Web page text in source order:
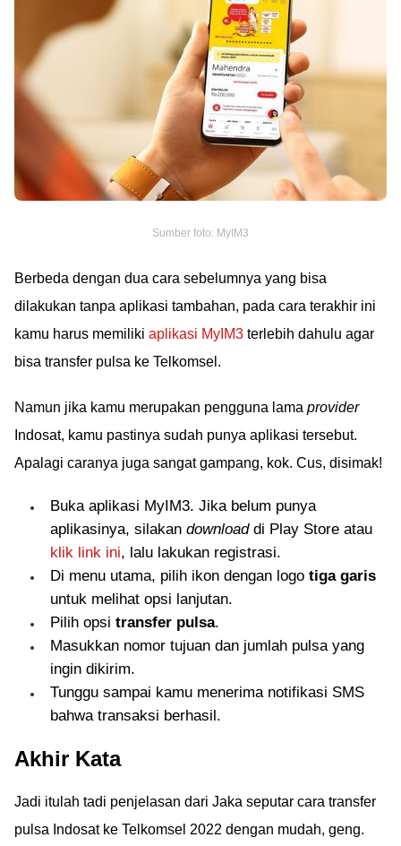
Sumber foto: MyIM3
Berbeda dengan dua cara sebelumnya yang bisa
dilakukan tanpa aplikasi tambahan, pada cara terakhir ini
kamu harus memiliki aplikasi MyIM3 terlebih dahulu agar
bisa transfer pulsa ke Telkomsel.
Namun jika kamu merupakan pengguna lama provider
Indosat, kamu pastinya sudah punya aplikasi tersebut.
Apalagi caranya juga sangat gampang, kok. Cus, disimak!
Buka aplikasi MyIM3. Jika belum punya
aplikasinya, silakan downloaddi Play Store atau
klik link ini, lalu lakukan registrasi.
Di menu utama, pilih ikon dengan logo tiga garis
untuk melihat opsi lanjutan.
Pilih opsi transfer pulsa.
Masukkan nomor tujuan dan jumlah pulsa yang
ingin dikirim.
Tunggu sampai kamu menerima notifikasi SMS
bahwa transaksi berhasil.
Akhir Kata
Jadi itulah tadi penjelasan dari Jaka seputar cara transfer
pulsa Indosat ke Telkomsel 2022 dengan mudah, geng.